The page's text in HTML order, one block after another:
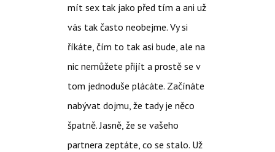
mít sex tak jako před tím a ani už
vás tak často neobejme. Vy si
říkáte, čím to tak asi bude, ale na
nic nemůžete přijít a prostě se v
tom jednoduše plácáte. Začínáte
nabývat dojmu, že tady je něco
špatně. Jasně, že se vašeho
partnera zeptáte, co se stalo. Už